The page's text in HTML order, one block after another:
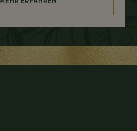
MEHR ERFAHREN